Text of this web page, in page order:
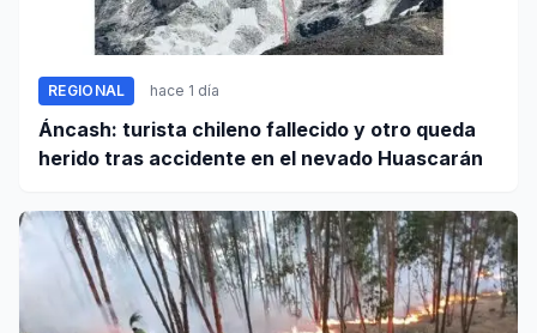
REGIONAL hace 1 día
Áncash: turista chileno fallecido y otro queda
herido tras accidente en el nevado Huascarán